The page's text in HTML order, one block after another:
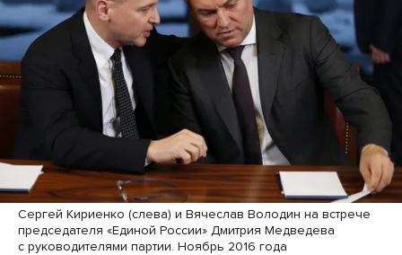
Сергей Кириенко (слева) и Вячеслав Володин на встрече
председателя «Единой России» Дмитрия Медведева
с руководителями партии. Ноябрь 2016 года